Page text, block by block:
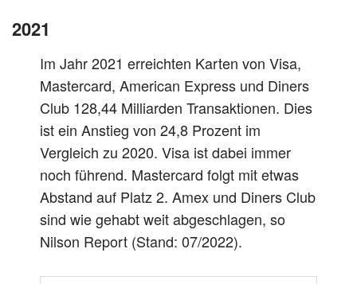
2021
Im Jahr 2021 erreichten Karten von Visa,
Mastercard, American Express und Diners
Club 128,44 Milliarden Transaktionen. Dies
ist ein Anstieg von 24,8 Prozent im
Vergleich zu 2020. Visa ist dabei immer
noch führend. Mastercard folgt mit etwas
Abstand auf Platz 2. Amex und Diners Club
sind wie gehabt weit abgeschlagen, so
Nilson Report (Stand: 07/2022).